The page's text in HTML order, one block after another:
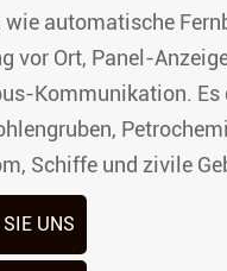
wie automatische
vor Ort, Panel-
Kommunikation. Es
Schiffe und zivile
UNS